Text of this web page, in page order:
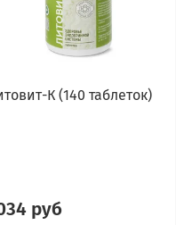
К (140 таблеток)
руб